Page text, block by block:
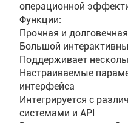
соответствии со
значительной степени
персонализированным
Второе преимущество
удобно и эффективно,
времени клиентам.
дружественный
управление. Это
заполнения форм для
операционной
Функции:
Прочная и
Большой
Поддерживает
Настраиваемые
интерфейса
Интегрируется с
системами и API